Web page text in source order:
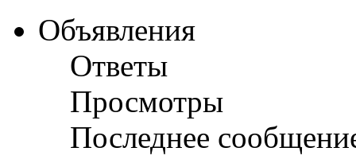
Объявления
Ответы
Просмотры
Последнее